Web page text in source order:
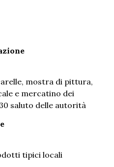
mostra di pittura,
e mercatino dei
saluto delle autorità
tipici locali